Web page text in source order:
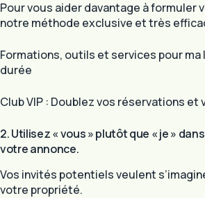
Pour vous aider davantage à formuler
notre méthode exclusive et très
Formations, outils et services pour
durée
Club VIP : Doublez vos réservations
2. Utilisez « vous » plutôt que « je »
votre annonce.
Vos invités potentiels veulent
votre propriété.